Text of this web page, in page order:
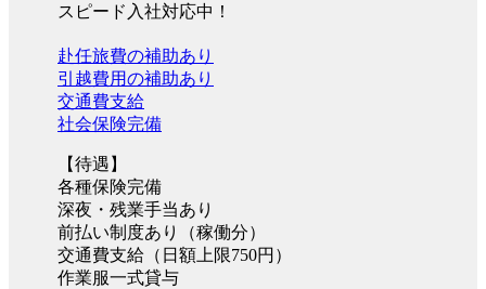
スピード入社対応中！
赴任旅費の補助あり
引越費用の補助あり
交通費支給
社会保険完備
【待遇】
各種保険完備
深夜・残業手当あり
前払い制度あり（稼働分）
交通費支給（日額上限750円）
作業服一式貸与